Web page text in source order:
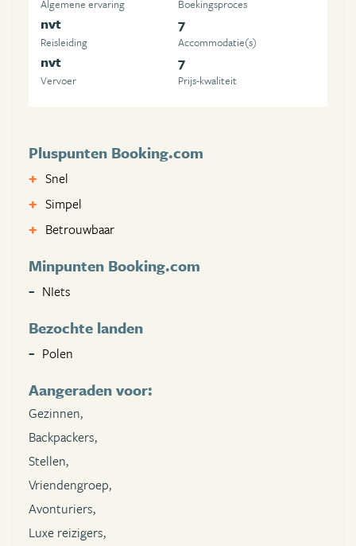
Algemene ervaring Boekingsproces
nvt
Reisleiding
7
Accommodatie(s)
nvt
Vervoer
7
Prijs-kwaliteit
Pluspunten Booking.com
Snel
Simpel
Betrouwbaar
Minpunten Booking.com
NIets
Bezochte landen
Polen
Aangeraden voor:
Gezinnen,
Backpackers,
Stellen,
Vriendengroep,
Avonturiers,
Luxe reizigers,